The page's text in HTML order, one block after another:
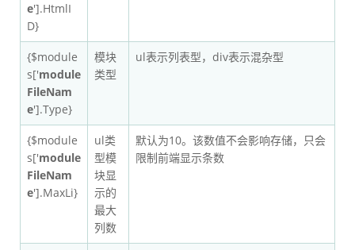
e'].HtmlI
D}
{$module
s['module
FileNam
e'].Type}
模块
类型
ul表示列表型，div表示混杂型
{$module
s['module
FileNam
e'].MaxLi}
ul类
型模
块显
示的
最大
列数
默认为10。该数值不会影响存储，只会
限制前端显示条数